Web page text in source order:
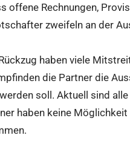
offene Rechnungen,
zweifeln an der
haben viele
die Partner die
soll. Aktuell sind
haben keine